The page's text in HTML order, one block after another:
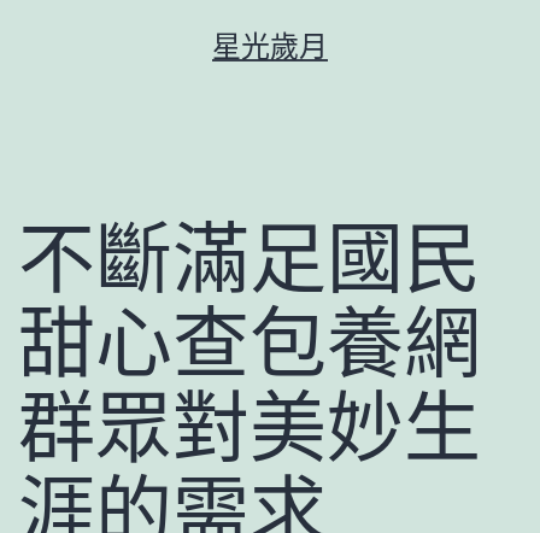
星光歲月
不斷滿足國民
甜心查包養網
群眾對美妙生
涯的需求